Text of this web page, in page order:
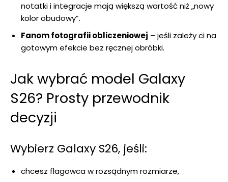
notatki i integracje mają większą wartość niż „nowy
kolor obudowy”.
Fanom fotografii obliczeniowej – jeśli zależy ci na
gotowym efekcie bez ręcznej obróbki.
Jak wybrać model Galaxy
S26? Prosty przewodnik
decyzji
Wybierz Galaxy S26, jeśli:
chcesz flagowca w rozsądnym rozmiarze,